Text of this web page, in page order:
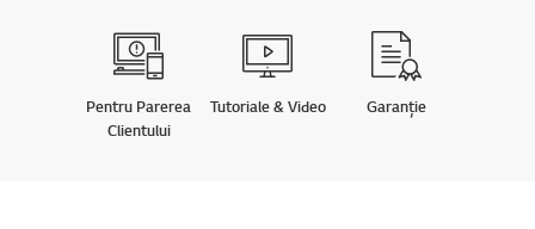
Pentru Parerea
Clientului
Tutoriale & Video Garanție